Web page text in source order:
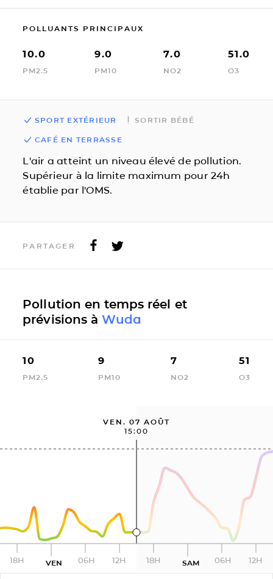
POLLUANTS PRINCIPAUX
10.0
PM2.5
9.0
PM10
7.0
NO2
51.0
O3
SPORT EXTÉRIEUR SORTIR BÉBÉ
CAFÉ EN TERRASSE
L'air a atteint un niveau élevé de pollution.
Supérieur à la limite maximum pour 24h
établie par l'OMS.
PARTAGER
Pollution en temps réel et
prévisions à Wuda
10
PM2.5
9
PM10
7
NO2
51
O3
VEN. 07 AOÛT
15:00
18H VEN 06H 12H 18H SAM 06H 12H